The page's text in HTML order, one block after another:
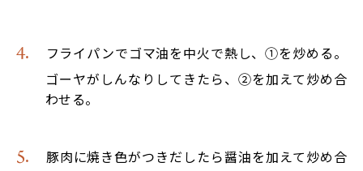
フライパンでゴマ油を中火で熱し、①を炒める。
ゴーヤがしんなりしてきたら、②を加えて炒め合
わせる。
豚肉に焼き色がつきだしたら醤油を加えて炒め合